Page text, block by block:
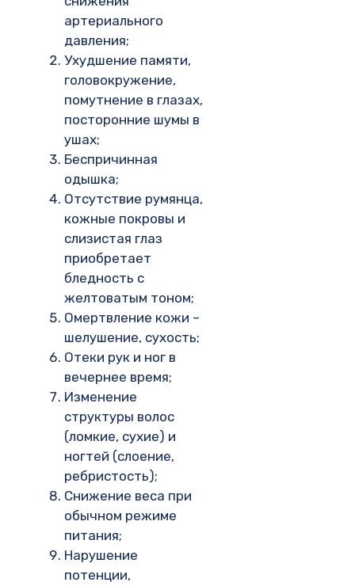
артериального
давления;
Ухудшение памяти,
головокружение,
помутнение в глазах,
посторонние шумы в
ушах;
Беспричинная
одышка;
Отсутствие румянца,
кожные покровы и
слизистая глаз
приобретает
бледность с
желтоватым тоном;
Омертвление кожи –
шелушение, сухость;
Отеки рук и ног в
вечернее время;
Изменение
структуры волос
(ломкие, сухие) и
ногтей (слоение,
ребристость);
Снижение веса при
обычном режиме
питания;
Нарушение
потенции,